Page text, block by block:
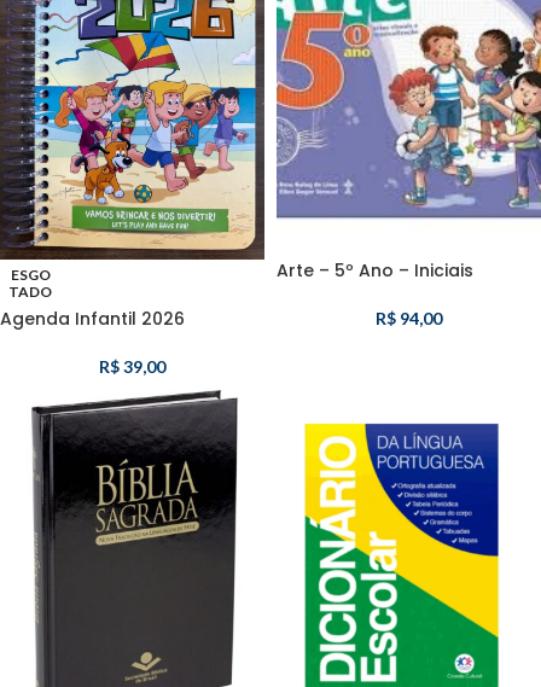
ESGO
TADO
Agenda Infantil 2026
R$39,00
Arte – 5º Ano – Iniciais
R$ 94,00